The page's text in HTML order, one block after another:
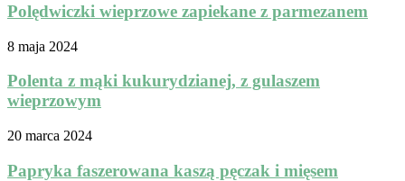
Polędwiczki wieprzowe zapiekane z parmezanem
8 maja 2024
Polenta z mąki kukurydzianej, z gulaszem
wieprzowym
20 marca 2024
Papryka faszerowana kaszą pęczak i mięsem